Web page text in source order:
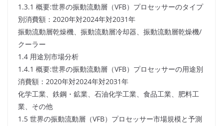
1.3.1 概要:世界の振動流動層（VFB）プロセッサーのタイプ
別消費額：2020年対2024年対2031年
振動流動層乾燥機、振動流動層冷却器、振動流動層乾燥機/
クーラー
1.4 用途別市場分析
1.4.1 概要:世界の振動流動層（VFB）プロセッサーの用途別
消費額：2020年対2024年対2031年
化学工業、鉄鋼・鉱業、石油化学工業、食品工業、肥料工
業、その他
1.5 世界の振動流動層（VFB）プロセッサー市場規模と予測